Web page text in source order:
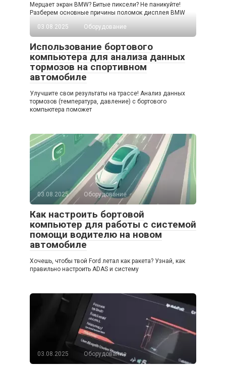
Мерцает экран BMW? Битые пиксели? Не паникуйте!
Разберем основные причины поломок дисплея BMW
03.08.2025
Оборудование
Использование бортового
компьютера для анализа данных
тормозов на спортивном
автомобиле
Улучшите свои результаты на трассе! Анализ данных
тормозов (температура, давление) с бортового
компьютера поможет
03.08.2025 Оборудование
Как настроить бортовой
компьютер для работы с системой
помощи водителю на новом
автомобиле
Хочешь, чтобы твой Ford летал как ракета? Узнай, как
правильно настроить ADAS и систему
03.08.2025 Оборудование